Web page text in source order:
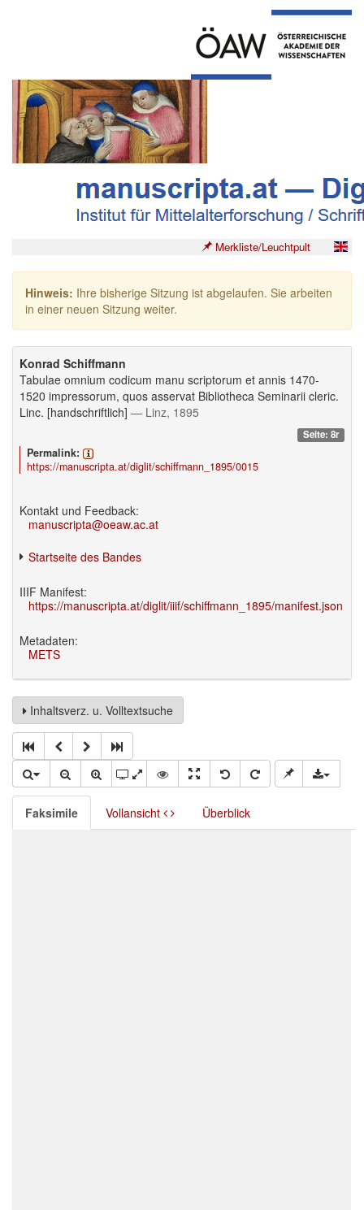
Merkliste/Leuchtpult
Hinweis: Ihre bisherige Sitzung ist abgelaufen. Sie arbeiten
in einer neuen Sitzung weiter.
Konrad Schiffmann
Tabulae omnium codicum manu scriptorum et annis 1470-
1520 impressorum, quos asservat Bibliotheca Seminarii cleric.
Linc. [handschriftlich] — Linz, 1895
Seite: 8r
Permalink:
https://manuscripta.at/diglit/schiffmann_1895/0015
Kontakt und Feedback:
manuscripta@oeaw.ac.at
Startseite des Bandes
IIIF Manifest:
https://manuscripta.at/diglit/iiif/schiffmann_1895/manifest.json
Metadaten:
METS
Inhaltsverz. u. Volltextsuche
Faksimile Vollansicht Überblick